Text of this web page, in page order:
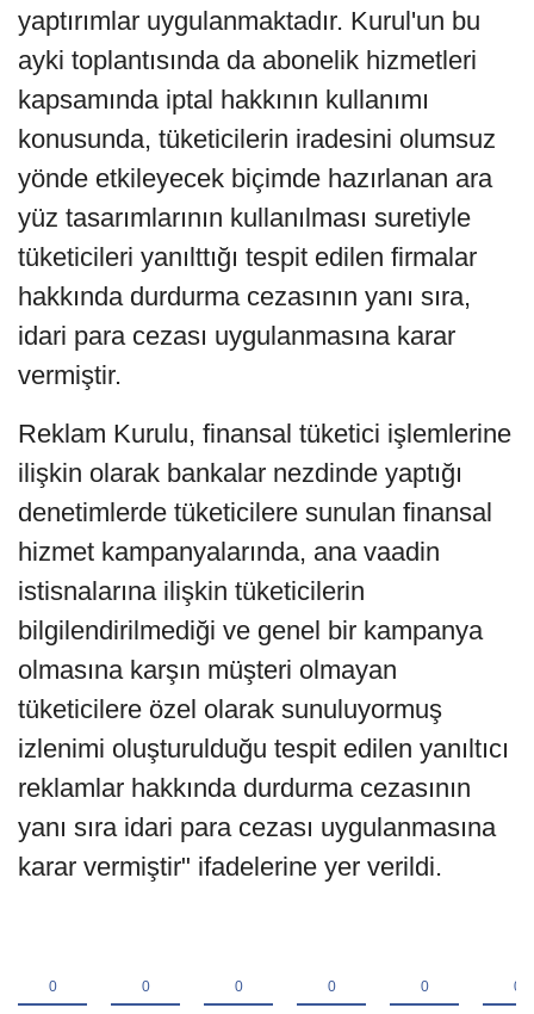
yaptırımlar uygulanmaktadır. Kurul'un bu
ayki toplantısında da abonelik hizmetleri
kapsamında iptal hakkının kullanımı
konusunda, tüketicilerin iradesini olumsuz
yönde etkileyecek biçimde hazırlanan ara
yüz tasarımlarının kullanılması suretiyle
tüketicileri yanılttığı tespit edilen firmalar
hakkında durdurma cezasının yanı sıra,
idari para cezası uygulanmasına karar
vermiştir.
Reklam Kurulu, finansal tüketici işlemlerine
ilişkin olarak bankalar nezdinde yaptığı
denetimlerde tüketicilere sunulan finansal
hizmet kampanyalarında, ana vaadin
istisnalarına ilişkin tüketicilerin
bilgilendirilmediği ve genel bir kampanya
olmasına karşın müşteri olmayan
tüketicilere özel olarak sunuluyormuş
izlenimi oluşturulduğu tespit edilen yanıltıcı
reklamlar hakkında durdurma cezasının
yanı sıra idari para cezası uygulanmasına
karar vermiştir" ifadelerine yer verildi.